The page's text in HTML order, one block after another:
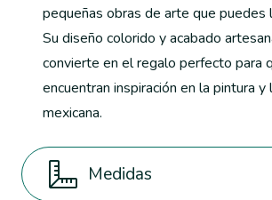
pequeñas obras de arte que puedes
Su diseño colorido y acabado
convierte en el regalo perfecto para
encuentran inspiración en la pintura y
mexicana.
Medidas